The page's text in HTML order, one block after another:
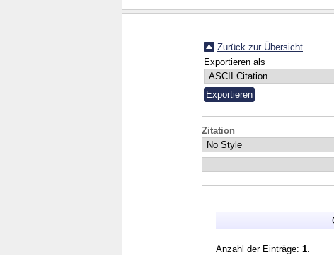
Zurück zur Übersicht
Exportieren als
Zitation
Anzahl der Einträge: 1